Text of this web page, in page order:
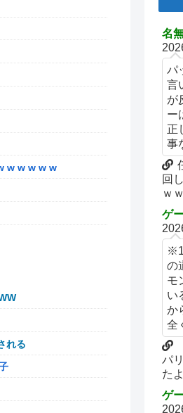
w w w w w
部署解体＆異動で減
が…？」と返したら
道になりすましてド
れる
名
パ
言
が
ー
正
事
回
ｗ
ゲ
の
モ
い
か
全
パ
た
ゲ